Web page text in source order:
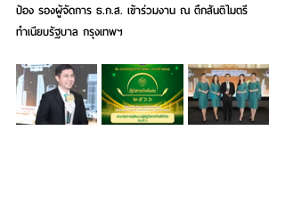
ป้อง รองผู้จัดการ ธ.ก.ส. เข้าร่วมงาน ณ ตึกสันติไมตรี
ทำเนียบรัฐบาล กรุงเทพฯ